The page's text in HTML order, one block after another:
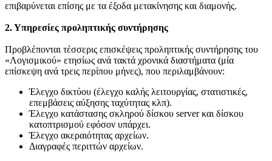
επιβαρύνεται επίσης με τα έξοδα μετακίνησης και διαμονής.
2. Υπηρεσίες προληπτικής συντήρησης
Προβλέπονται τέσσερις επισκέψεις προληπτικής συντήρησης του
«Λογισμικού» ετησίως ανά τακτά χρονικά διαστήματα (μία
επίσκεψη ανά τρεις περίπου μήνες), που περιλαμβάνουν:
Έλεγχο δικτύου (έλεγχο καλής λειτουργίας, στατιστικές,
επεμβάσεις αύξησης ταχύτητας κλπ).
Έλεγχο κατάστασης σκληρού δίσκου server και δίσκου
κατοπτρισμού εφόσον υπάρχει.
Έλεγχο ακεραιότητας αρχείων.
Διαγραφές περιττών αρχείων.